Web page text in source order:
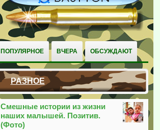
ПОПУЛЯРНОЕ ВЧЕРА ОБСУЖДАЮТ
РАЗНОЕ
Смешные истории из жизни
наших малышей. Позитив.
(Фото)